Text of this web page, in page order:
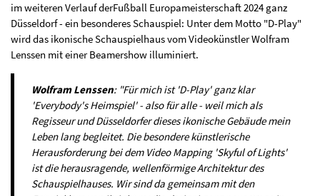
im weiteren Verlauf derFußball Europameisterschaft 2024 ganz
Düsseldorf - ein besonderes Schauspiel: Unter dem Motto "D-Play"
wird das ikonische Schauspielhaus vom Videokünstler Wolfram
Lenssen mit einer Beamershow illuminiert.
Wolfram Lenssen: "Für mich ist 'D-Play' ganz klar
'Everybody's Heimspiel' - also für alle - weil mich als
Regisseur und Düsseldorfer dieses ikonische Gebäude mein
Leben lang begleitet. Die besondere künstlerische
Herausforderung bei dem Video Mapping 'Skyful of Lights'
ist die herausragende, wellenförmige Architektur des
Schauspielhauses. Wir sind da gemeinsam mit den